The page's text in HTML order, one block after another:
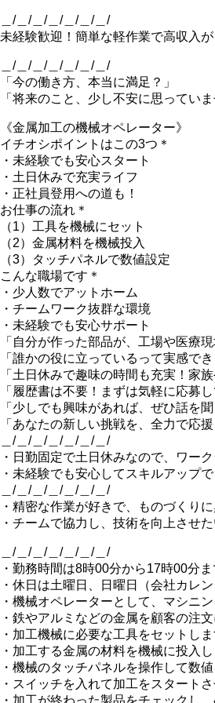
＿/＿/＿/＿/＿/＿/＿/
未経験歓迎！簡単な軽作業で高収入
＿/＿/＿/＿/＿/＿/＿/
「今の働き方、本当に満足？」
「将来のこと、少し不安に思ってい
《金属加工の機械オペレーター》
イチオシポイントはこの3つ＊
・未経験でも安心スタート
・土日休みで充実ライフ
・正社員登用への道も！
お仕事の流れ＊
（1）工具を機械にセット
（2）金属材料を機械投入
（3）タッチパネルで数値設定
こんな職場です＊
・少人数でアットホーム
・チームワーク抜群な環境
・未経験でも安心サポート
「自分が作った部品が、工場や医療
「誰かの役に立っているって実感で
「土日休みで趣味の時間も充実！家
「履歴書は不要！まずは気軽に応募
「少しでも興味があれば、ぜひ話を
「あなたの新しい挑戦を、全力で応援
＿/＿/＿/＿/＿/＿/＿/
・日勤固定で土日休みなので、ワー
・未経験でも安心してスキルアップ
＿/＿/＿/＿/＿/＿/＿/
・精密な作業が好きで、ものづくり
・チームで協力し、技術を向上させ
＿/＿/＿/＿/＿/＿/＿/
・勤務時間は8時00分から17時00分ま
・休日は土曜日、日曜日（会社カレン
・機械オペレーターとして、マシニ
・鉄やアルミなどの金属を顧客の注
・加工機械に必要な工具をセットしま
・加工する金属の材料を機械に投入し
・機械のタッチパネルを操作して数値
・スイッチを入れて加工をスタートさ
・加工が終わった製品をチェックし